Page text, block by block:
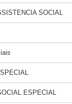
SOCIAL
ESPECIAL